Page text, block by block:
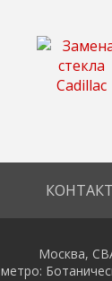
Москва,
метро: